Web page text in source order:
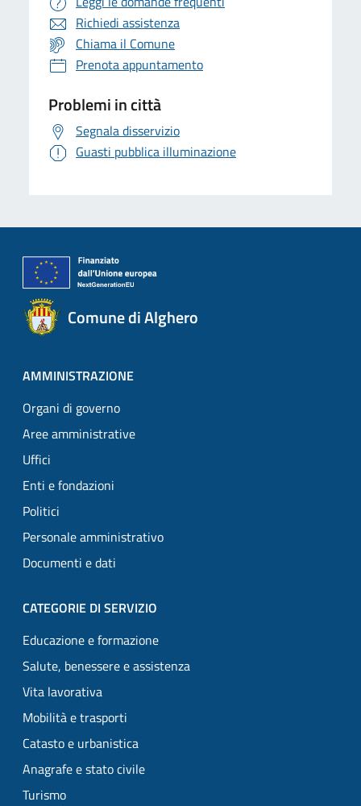
Richiedi assistenza
Chiama il Comune
Prenota appuntamento
Problemi in città
Segnala disservizio
Guasti pubblica illuminazione
Comune di Alghero
AMMINISTRAZIONE
Organi di governo
Aree amministrative
Uffici
Enti e fondazioni
Politici
Personale amministrativo
Documenti e dati
CATEGORIE DI SERVIZIO
Educazione e formazione
Salute, benessere e assistenza
Vita lavorativa
Mobilità e trasporti
Catasto e urbanistica
Anagrafe e stato civile
Turismo